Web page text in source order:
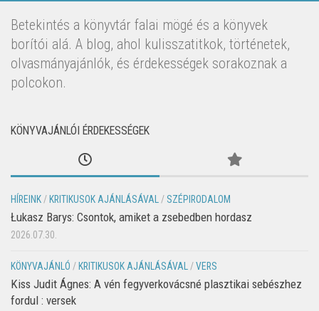
Betekintés a könyvtár falai mögé és a könyvek
borítói alá. A blog, ahol kulisszatitkok, történetek,
olvasmányajánlók, és érdekességek sorakoznak a
polcokon.
KÖNYVAJÁNLÓI ÉRDEKESSÉGEK
HÍREINK / KRITIKUSOK AJÁNLÁSÁVAL / SZÉPIRODALOM
Łukasz Barys: Csontok, amiket a zsebedben hordasz
2026.07.30.
KÖNYVAJÁNLÓ / KRITIKUSOK AJÁNLÁSÁVAL /VERS
Kiss Judit Ágnes: A vén fegyverkovácsné plasztikai sebészhez
fordul : versek